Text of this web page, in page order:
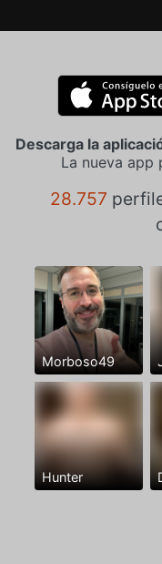
Descarga la
La nueva app
28.757
Morboso49
Hunter